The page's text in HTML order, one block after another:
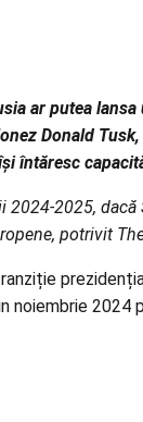
ar putea
Donald
întăresc
2025,
potrivit
2024